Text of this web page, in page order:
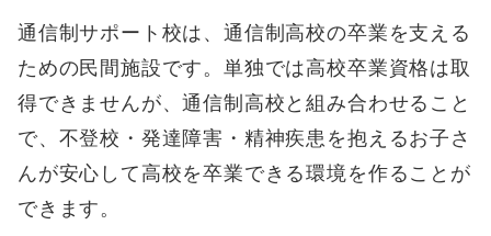
通信制サポート校は、通信制高校の卒業を支える
ための民間施設です。単独では高校卒業資格は取
得できませんが、通信制高校と組み合わせること
で、不登校・発達障害・精神疾患を抱えるお子さ
んが安心して高校を卒業できる環境を作ることが
できます。